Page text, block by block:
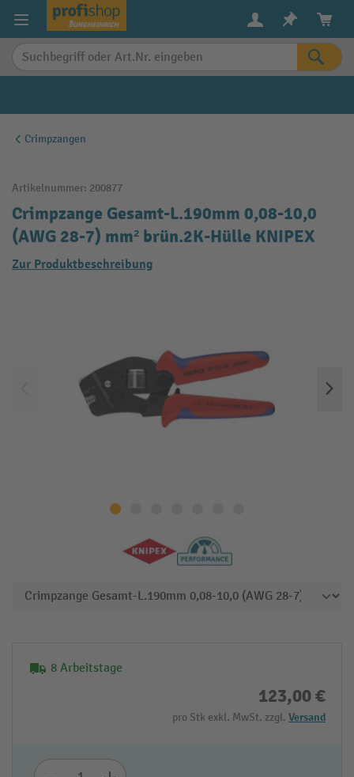
springen
Crimpzangen
Artikelnummer: 200877
Crimpzange Gesamt-L.190mm 0,08-10,0
(AWG 28-7) mm² brün.2K-Hülle KNIPEX
Zur Produktbeschreibung
8 Arbeitstage
123,00 €
pro Stk exkl. MwSt. zzgl. Versand